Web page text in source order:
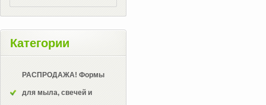
Категории
РАСПРОДАЖА! Формы
для мыла, свечей и